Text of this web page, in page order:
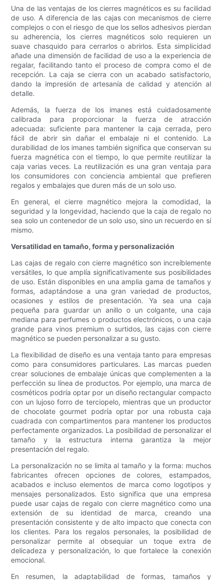
Una de las ventajas de los cierres magnéticos es su facilidad
de uso. A diferencia de las cajas con mecanismos de cierre
complejos o con el riesgo de que los sellos adhesivos pierdan
su adherencia, los cierres magnéticos solo requieren un
suave chasquido para cerrarlos o abrirlos. Esta simplicidad
añade una dimensión de facilidad de uso a la experiencia de
regalar, facilitando tanto el proceso de compra como el de
recepción. La caja se cierra con un acabado satisfactorio,
dando la impresión de artesanía de calidad y atención al
detalle.
Además, la fuerza de los imanes está cuidadosamente
calibrada para proporcionar la fuerza de atracción
adecuada: suficiente para mantener la caja cerrada, pero
fácil de abrir sin dañar el embalaje ni el contenido. La
durabilidad de los imanes también significa que conservan su
fuerza magnética con el tiempo, lo que permite reutilizar la
caja varias veces. La reutilización es una gran ventaja para
los consumidores con conciencia ambiental que prefieren
regalos y embalajes que duren más de un solo uso.
En general, el cierre magnético mejora la comodidad, la
seguridad y la longevidad, haciendo que la caja de regalo no
sea solo un contenedor de un solo uso, sino un recuerdo en sí
mismo.
Versatilidad en tamaño, forma y personalización
Las cajas de regalo con cierre magnético son increíblemente
versátiles, lo que amplía significativamente sus posibilidades
de uso. Están disponibles en una amplia gama de tamaños y
formas, adaptándose a una gran variedad de productos,
ocasiones y estilos de presentación. Ya sea una caja
pequeña para guardar un anillo o un colgante, una caja
mediana para perfumes o productos electrónicos, o una caja
grande para vinos premium o surtidos, las cajas con cierre
magnético se pueden personalizar a su gusto.
La flexibilidad de diseño es una ventaja tanto para empresas
como para consumidores particulares. Las marcas pueden
crear soluciones de embalaje únicas que complementen a la
perfección su línea de productos. Por ejemplo, una marca de
cosméticos podría optar por un diseño rectangular compacto
con un lujoso forro de terciopelo, mientras que un productor
de chocolate gourmet podría optar por una robusta caja
cuadrada con compartimentos para mantener los productos
perfectamente organizados. La posibilidad de personalizar el
tamaño y la estructura interna garantiza la mejor
presentación del regalo.
La personalización no se limita al tamaño y la forma: muchos
fabricantes ofrecen opciones de colores, estampados,
acabados e incluso elementos de marca como logotipos y
mensajes personalizados. Esto significa que una empresa
puede usar cajas de regalo con cierre magnético como una
extensión de su identidad de marca, creando una
presentación consistente y de alto impacto que conecta con
los clientes. Para los regalos personales, la posibilidad de
personalizar permite al obsequiar un toque extra de
delicadeza y personalización, lo que fortalece la conexión
emocional.
En resumen, la adaptabilidad de formas, tamaños y